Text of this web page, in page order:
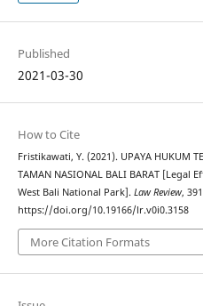
Published
2021-03-30
How to Cite
Fristikawati, Y. (2021). UPAYA HUKUM
TAMAN NASIONAL BALI BARAT
West Bali National Park]. Law Review,
https://doi.org/10.19166/lr.v0i0.3158
More Citation Formats